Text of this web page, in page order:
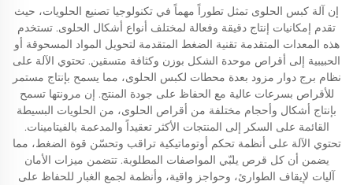
إن آلة كبس الحلوى تمثل تطوراً مهماً في تكنولوجيا تصنيع الحلويات، حيث
تقدم إمكانيات إنتاج دقيقة وفعالة لمختلف أنواع أشكال الحلوى. تستخدم
هذه المعدات المتقدمة تقنية الضغط المتقدمة لتحويل المواد المسحوقة أو
الحبيبية إلى أقراص موحدة الشكل بوزن وكثافة متسقين. تحتوي الآلة على
نظام برج دوار مزود بعدة محطات لكبس الحلوى، مما يسمح بإنتاج مستمر
للأقراص بسرعات عالية مع الحفاظ على جودة المنتج. إن مرونتها تسمح
بإنتاج أشكال وأحجام مختلفة من أقراص الحلوى، من الحلويات البسيطة
القائمة على السكر إلى المنتجات الأكثر تعقيداً والمدعمة بالفيتامينات.
تحتوي الآلة على أنظمة تحكم أوتوماتيكية تراقب وتحسّن قوة الضغط، مما
يضمن أن كل قرص يلبّي المواصفات المطلوبة. تتضمن ميزات الأمان
آليات لإيقاف الطوارئ، وحواجز واقية، وأنظمة لجمع الغبار للحفاظ على